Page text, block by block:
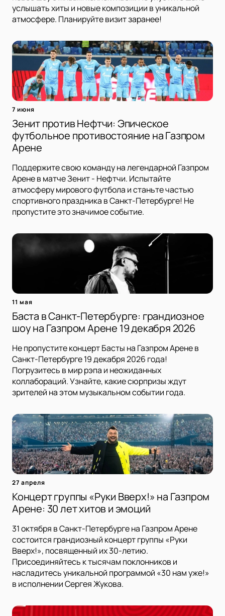
услышать хиты и новые композиции в уникальной
атмосфере. Планируйте визит заранее!
7 июня
Зенит против Нефтчи: Эпическое
футбольное противостояние на Газпром
Арене
Поддержите свою команду на легендарной Газпром
Арене в матче Зенит - Нефтчи. Испытайте
атмосферу мирового футбола и станьте частью
спортивного праздника в Санкт-Петербурге! Не
пропустите это значимое событие.
11 мая
Баста в Санкт-Петербурге: грандиозное
шоу на Газпром Арене 19 декабря 2026
Не пропустите концерт Басты на Газпром Арене в
Санкт-Петербурге 19 декабря 2026 года!
Погрузитесь в мир рэпа и неожиданных
коллабораций. Узнайте, какие сюрпризы ждут
зрителей на этом музыкальном событии года.
27 апреля
Концерт группы «Руки Вверх!» на Газпром
Арене: 30 лет хитов и эмоций
31 октября в Санкт-Петербурге на Газпром Арене
состоится грандиозный концерт группы «Руки
Вверх!», посвященный их 30-летию.
Присоединяйтесь к тысячам поклонников и
насладитесь уникальной программой «30 нам уже!»
в исполнении Сергея Жукова.